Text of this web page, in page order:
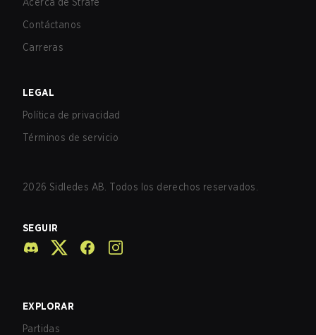
Contáctanos
Carreras
LEGAL
Política de privacidad
Términos de servicio
2026 Sidledes AB. Todos los derechos reservados.
SEGUIR
EXPLORAR
Partidas